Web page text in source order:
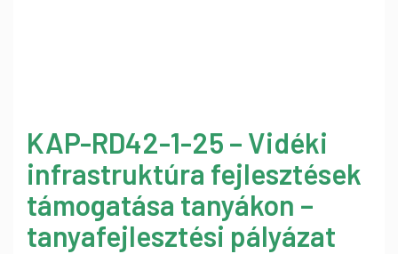
KAP-RD42-1-25 – Vidéki
infrastruktúra fejlesztések
támogatása tanyákon –
tanyafejlesztési pályázat